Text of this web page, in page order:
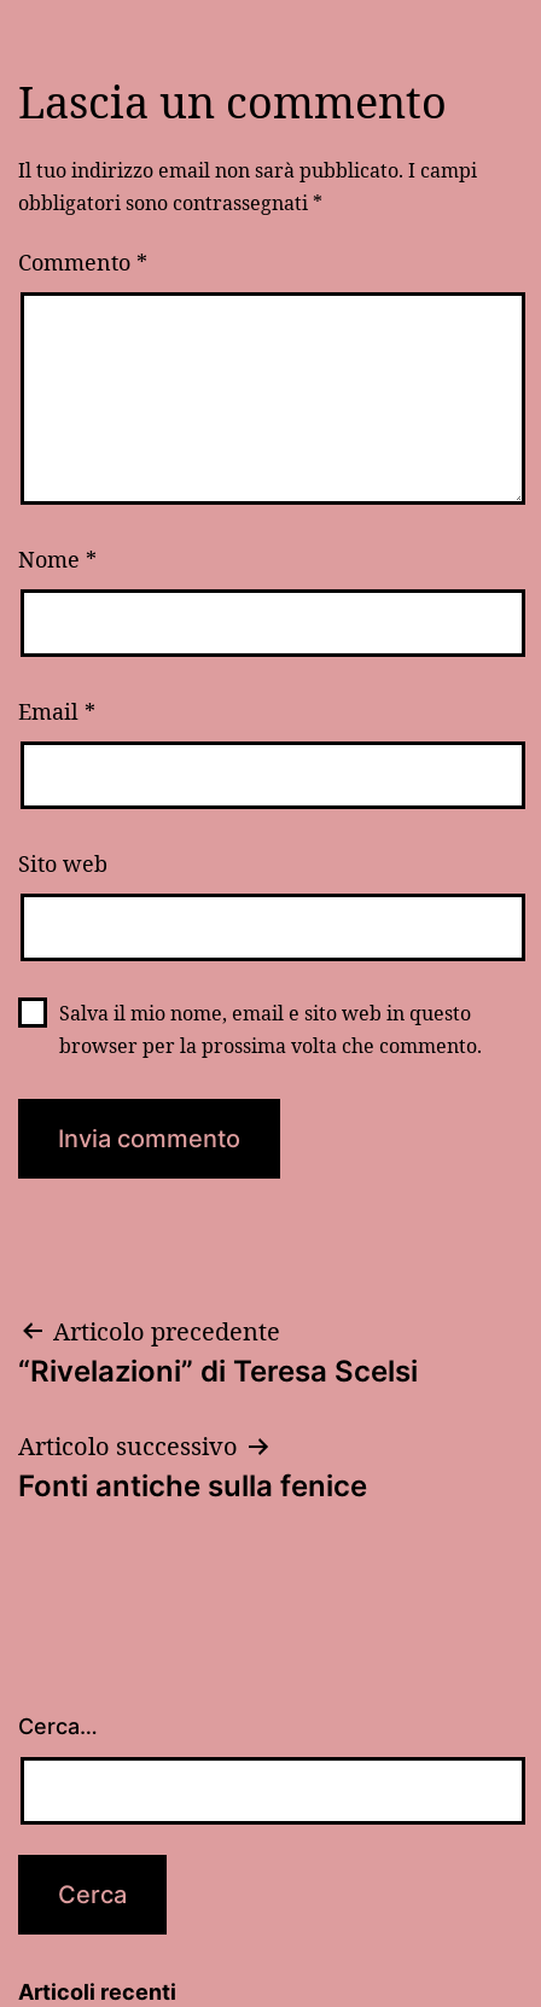
Lascia un commento
Il tuo indirizzo email non sarà pubblicato. I campi
obbligatori sono contrassegnati *
Commento *
Nome *
Email *
Sito web
Salva il mio nome, email e sito web in questo
browser per la prossima volta che commento.
Navigazione
articoli
Articolo precedente
“Rivelazioni” di Teresa Scelsi
Articolo successivo
Fonti antiche sulla fenice
Cerca…
Articoli recenti